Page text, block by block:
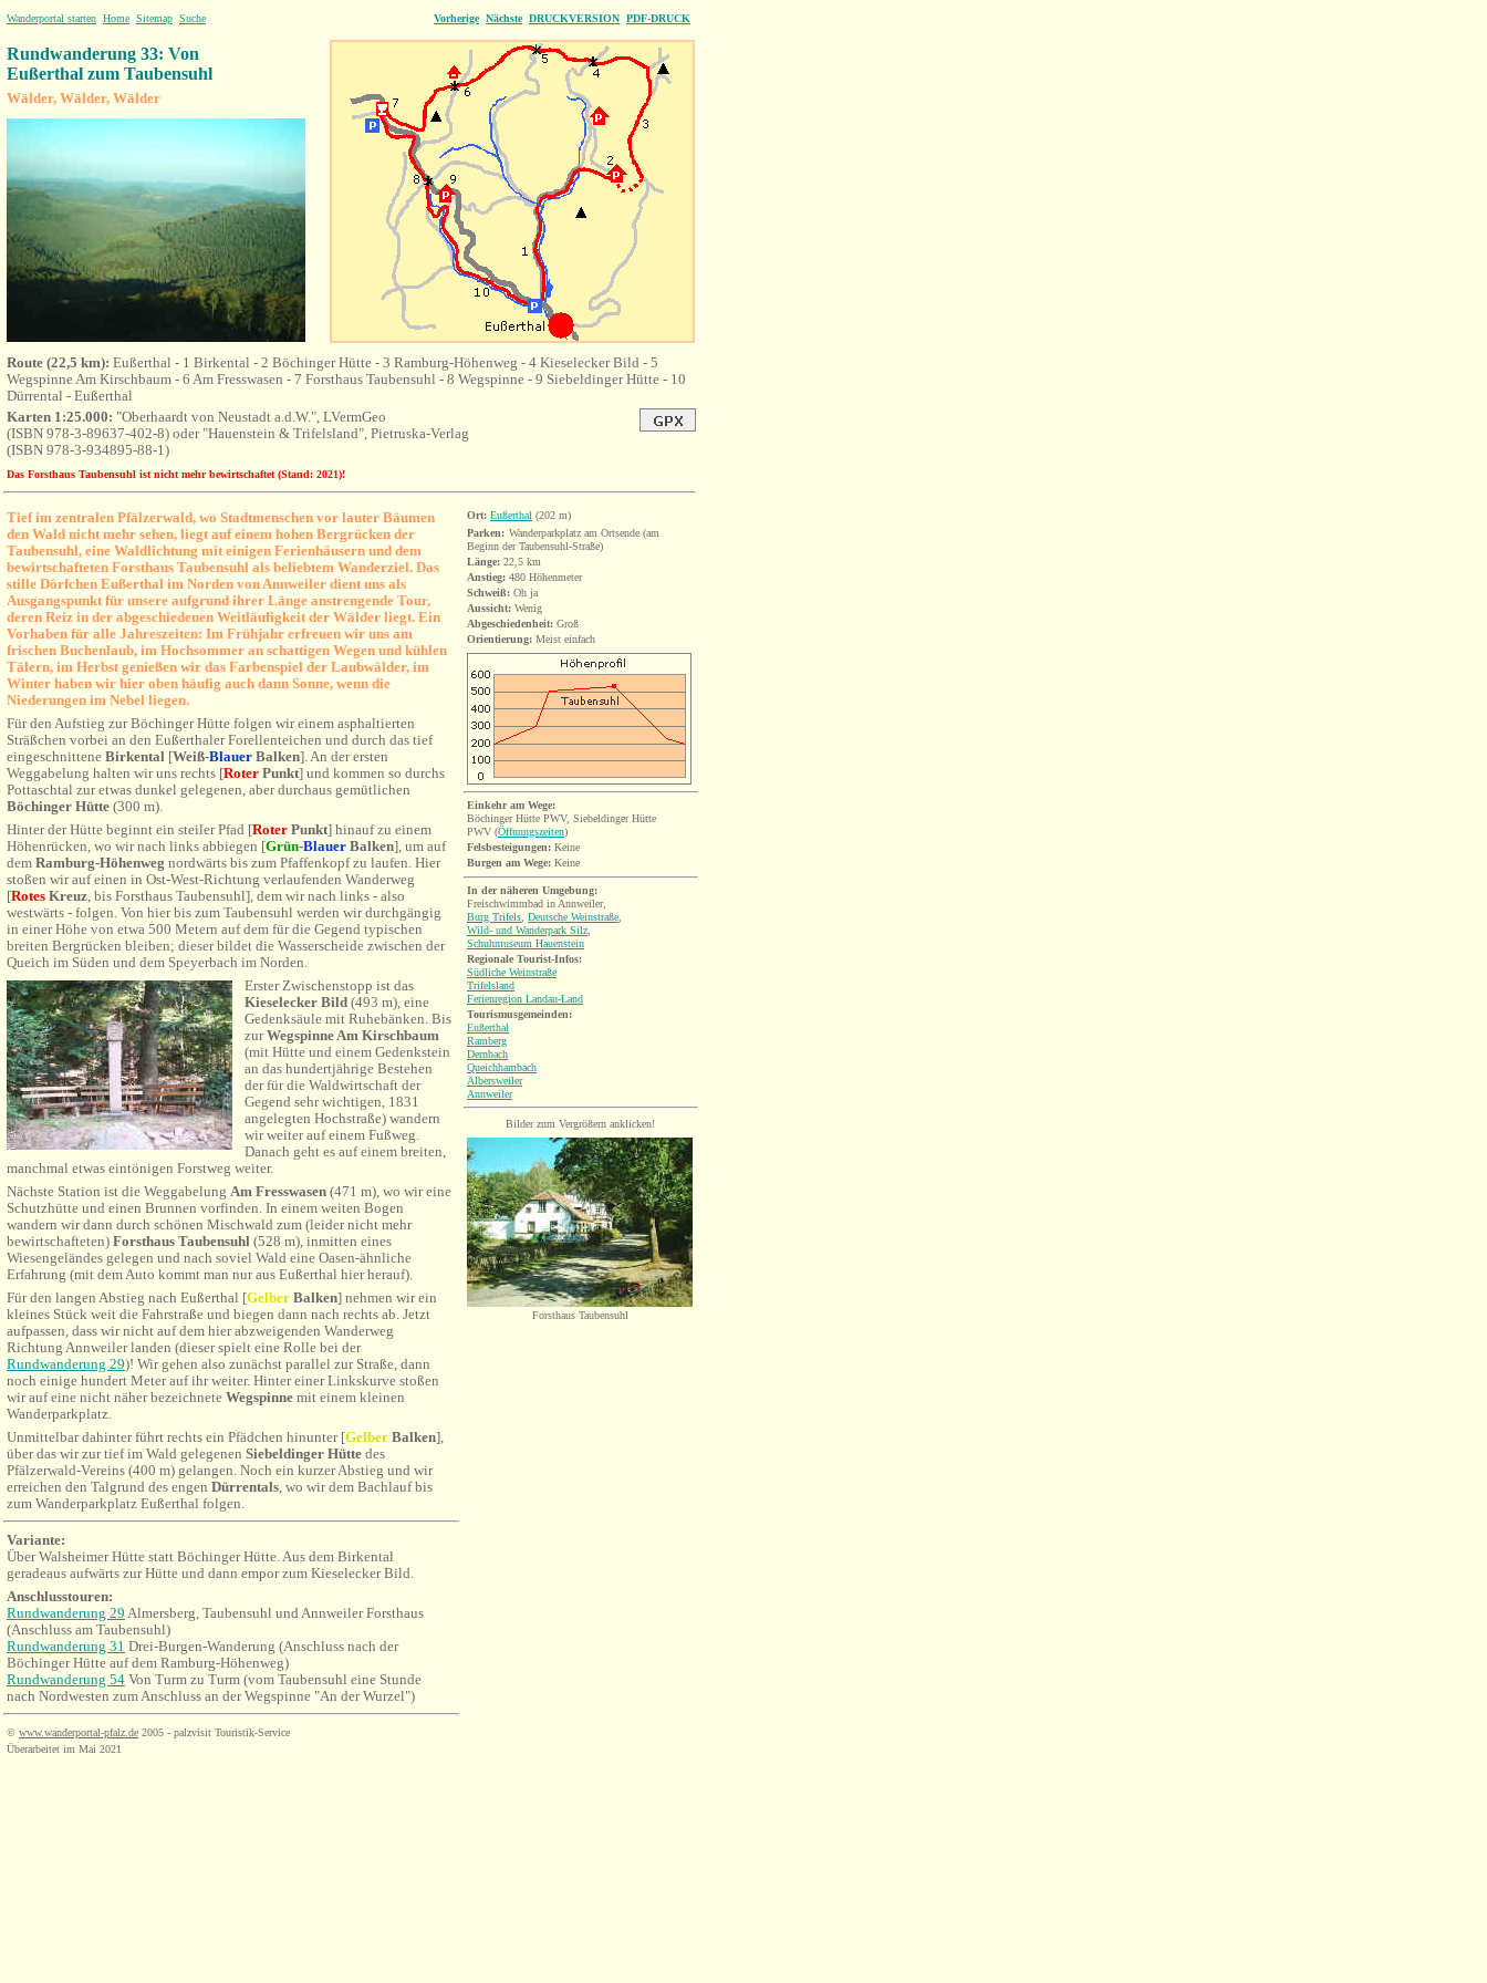
Wanderportal starten Home Sitemap Suche Vorherige Nächste DRUCKVERSION PDF-DRUCK
Rundwanderung 33: Von
Eußerthal zum Taubensuhl
Wälder, Wälder, Wälder
Route (22,5 km): Eußerthal - 1 Birkental - 2 Böchinger Hütte - 3 Ramburg-Höhenweg - 4 Kieselecker Bild - 5
Wegspinne Am Kirschbaum - 6 Am Fresswasen - 7 Forsthaus Taubensuhl - 8 Wegspinne - 9 Siebeldinger Hütte - 10
Dürrental - Eußerthal
Karten 1:25.000: "Oberhaardt von Neustadt a.d.W.", LVermGeo
(ISBN 978-3-89637-402-8) oder "Hauenstein & Trifelsland", Pietruska-Verlag
(ISBN 978-3-934895-88-1)
Das Forsthaus Taubensuhl ist nicht mehr bewirtschaftet (Stand: 2021)!
Tief im zentralen Pfälzerwald, wo Stadtmenschen vor lauter Bäumen
den Wald nicht mehr sehen, liegt auf einem hohen Bergrücken der
Taubensuhl, eine Waldlichtung mit einigen Ferienhäusern und dem
bewirtschafteten Forsthaus Taubensuhl als beliebtem Wanderziel. Das
stille Dörfchen Eußerthal im Norden von Annweiler dient uns als
Ausgangspunkt für unsere aufgrund ihrer Länge anstrengende Tour,
deren Reiz in der abgeschiedenen Weitläufigkeit der Wälder liegt. Ein
Vorhaben für alle Jahreszeiten: Im Frühjahr erfreuen wir uns am
frischen Buchenlaub, im Hochsommer an schattigen Wegen und kühlen
Tälern, im Herbst genießen wir das Farbenspiel der Laubwälder, im
Winter haben wir hier oben häufig auch dann Sonne, wenn die
Niederungen im Nebel liegen.
Für den Aufstieg zur Böchinger Hütte folgen wir einem asphaltierten
Sträßchen vorbei an den Eußerthaler Forellenteichen und durch das tief
eingeschnittene Birkental [Weiß-Blauer Balken]. An der ersten
Weggabelung halten wir uns rechts [Roter Punkt] und kommen so durchs
Pottaschtal zur etwas dunkel gelegenen, aber durchaus gemütlichen
Böchinger Hütte (300 m).
Hinter der Hütte beginnt ein steiler Pfad [Roter Punkt] hinauf zu einem
Höhenrücken, wo wir nach links abbiegen [Grün-Blauer Balken], um auf
dem Ramburg-Höhenweg nordwärts bis zum Pfaffenkopf zu laufen. Hier
stoßen wir auf einen in Ost-West-Richtung verlaufenden Wanderweg
[Rotes Kreuz, bis Forsthaus Taubensuhl], dem wir nach links - also
westwärts - folgen. Von hier bis zum Taubensuhl werden wir durchgängig
in einer Höhe von etwa 500 Metern auf dem für die Gegend typischen
breiten Bergrücken bleiben; dieser bildet die Wasserscheide zwischen der
Queich im Süden und dem Speyerbach im Norden.
Erster Zwischenstopp ist das
Kieselecker Bild (493 m), eine
Gedenksäule mit Ruhebänken. Bis
zurWegspinneAm Kirschbaum
(mit Hütte und einem Gedenkstein
an das hundertjährige Bestehen
der für die Waldwirtschaft der
Gegend sehr wichtigen, 1831
angelegten Hochstraße) wandern
wir weiter auf einem Fußweg.
Danach geht es auf einem breiten,
manchmal etwas eintönigen Forstweg weiter.
Nächste Station ist die Weggabelung Am Fresswasen (471 m), wo wir eine
Schutzhütte und einen Brunnen vorfinden. In einem weiten Bogen
wandern wir dann durch schönen Mischwald zum (leider nicht mehr
bewirtschafteten) Forsthaus Taubensuhl (528 m), inmitten eines
Wiesengeländes gelegen und nach soviel Wald eine Oasen-ähnliche
Erfahrung (mit dem Auto kommt man nur aus Eußerthal hier herauf).
Für den langen Abstieg nach Eußerthal [Gelber Balken] nehmen wir ein
kleines Stück weit die Fahrstraße und biegen dann nach rechts ab. Jetzt
aufpassen, dass wir nicht auf dem hier abzweigenden Wanderweg
Richtung Annweiler landen (dieser spielt eine Rolle bei der
Rundwanderung 29)! Wir gehen also zunächst parallel zur Straße, dann
noch einige hundert Meter auf ihr weiter. Hinter einer Linkskurve stoßen
wir auf eine nicht näher bezeichnete Wegspinne mit einem kleinen
Wanderparkplatz.
Unmittelbar dahinter führt rechts ein Pfädchen hinunter [Gelber Balken],
über das wir zur tief im Wald gelegenen Siebeldinger Hütte des
Pfälzerwald-Vereins (400 m) gelangen. Noch ein kurzer Abstieg und wir
erreichen den Talgrund des engen Dürrentals, wo wir dem Bachlauf bis
zum Wanderparkplatz Eußerthal folgen.
Variante:
Über Walsheimer Hütte statt Böchinger Hütte. Aus dem Birkental
geradeaus aufwärts zur Hütte und dann empor zum Kieselecker Bild.
Anschlusstouren:
Rundwanderung 29 Almersberg, Taubensuhl und Annweiler Forsthaus
(Anschluss am Taubensuhl)
Rundwanderung 31 Drei-Burgen-Wanderung (Anschluss nach der
Böchinger Hütte auf dem Ramburg-Höhenweg)
Rundwanderung 54 Von Turm zu Turm (vom Taubensuhl eine Stunde
nach Nordwesten zum Anschluss an der Wegspinne "An der Wurzel")
© www.wanderportal-pfalz.de 2005 - palzvisit Touristik-Service
Überarbeitet im Mai 2021
Ort: Eußerthal (202 m)
Parken: Wanderparkplatz am Ortsende (am
Beginn der Taubensuhl-Straße)
Länge: 22,5 km
Anstieg: 480 Höhenmeter
Schweiß: Oh ja
Aussicht: Wenig
Abgeschiedenheit: Groß
Orientierung: Meist einfach
Einkehr am Wege:
Böchinger Hütte PWV, Siebeldinger Hütte
PWV (Öffnungszeiten)
Felsbesteigungen: Keine
Burgen am Wege: Keine
In der näheren Umgebung:
Freischwimmbad in Annweiler,
Burg Trifels Deutsche Weinstraße
Wild- und Wanderpark Silz
Schuhmuseum Hauenstein
Regionale Tourist-Infos:
Südliche Weinstraße
Trifelsland
Ferienregion Landau-Land
Tourismusgemeinden:
Eußerthal
Ramberg
Dernbach
Queichhambach
Albersweiler
Annweiler
Bilder zum Vergrößern anklicken!
Forsthaus Taubensuhl